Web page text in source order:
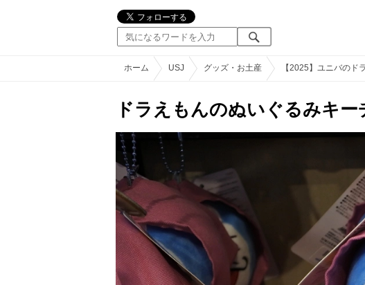
ホーム USJ グッズ・お土産 【2025】ユニバの
ドラえもんのぬいぐるみキー